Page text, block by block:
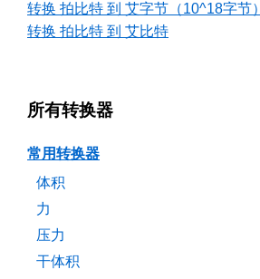
转换 拍比特 到 艾字节（10^18字节）
转换 拍比特 到 艾比特
所有转换器
常用转换器
体积
力
压力
干体积